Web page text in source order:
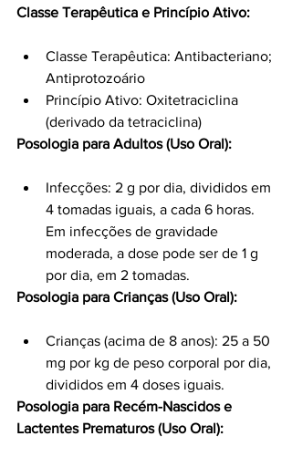
Classe Terapêutica e Princípio Ativo:
Classe Terapêutica: Antibacteriano;
Antiprotozoário
Princípio Ativo: Oxitetraciclina
(derivado da tetraciclina)
Posologia para Adultos (Uso Oral):
Infecções: 2 g por dia, divididos em
4 tomadas iguais, a cada 6 horas.
Em infecções de gravidade
moderada, a dose pode ser de 1 g
por dia, em 2 tomadas.
Posologia para Crianças (Uso Oral):
Crianças (acima de 8 anos): 25 a 50
mg por kg de peso corporal por dia,
divididos em 4 doses iguais.
Posologia para Recém-Nascidos e
Lactentes Prematuros (Uso Oral):